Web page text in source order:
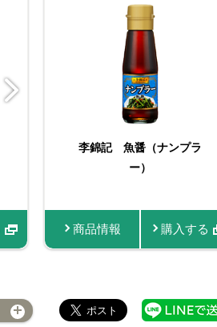
李錦記 鶏丸ごとがらス
ープ袋30g
商品情報
李錦記 魚醤（ナンプラ
ー）
商品情報 購入する